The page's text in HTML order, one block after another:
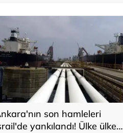
son hamleleri
yankılandı! Ülke ülke